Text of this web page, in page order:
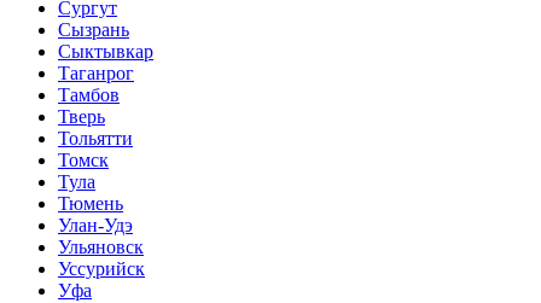
Сургут
Сызрань
Сыктывкар
Таганрог
Тамбов
Тверь
Тольятти
Томск
Тула
Тюмень
Улан-Удэ
Ульяновск
Уссурийск
Уфа